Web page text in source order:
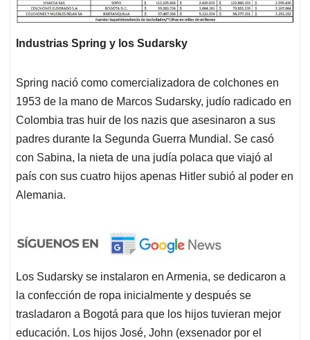
Industrias Spring y los Sudarsky
Spring nació como comercializadora de colchones en
1953 de la mano de Marcos Sudarsky, judío radicado en
Colombia tras huir de los nazis que asesinaron a sus
padres durante la Segunda Guerra Mundial. Se casó
con Sabina, la nieta de una judía polaca que viajó al
país con sus cuatro hijos apenas Hitler subió al poder en
Alemania.
Los Sudarsky se instalaron en Armenia, se dedicaron a
la confección de ropa inicialmente y después se
trasladaron a Bogotá para que los hijos tuvieran mejor
educación. Los hijos José, John (exsenador por el